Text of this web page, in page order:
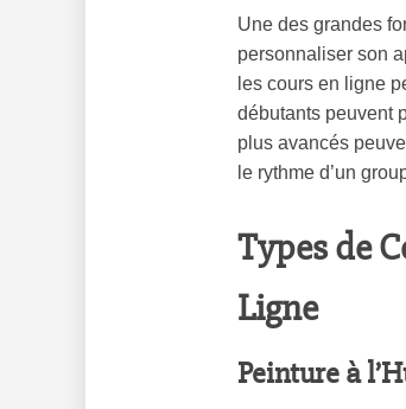
Une des grandes
personnaliser son
les cours en ligne
débutants peuvent
plus avancés
le rythme d’un
Types de
Ligne
Peinture à